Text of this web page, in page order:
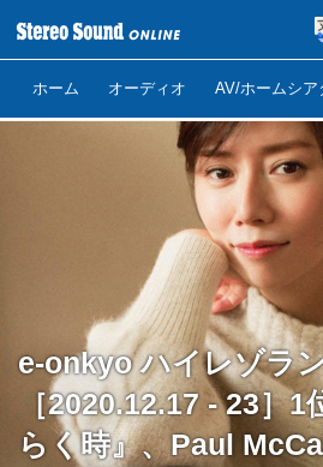
ホーム オーディオ AV/ホームシア
e-onkyo ハイレゾラ
［2020.12.17 - 23］
らく時』、Paul